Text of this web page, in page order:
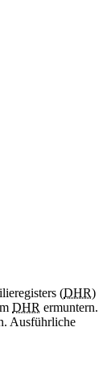
(DHR)
DHR ermuntern.
Ausführliche